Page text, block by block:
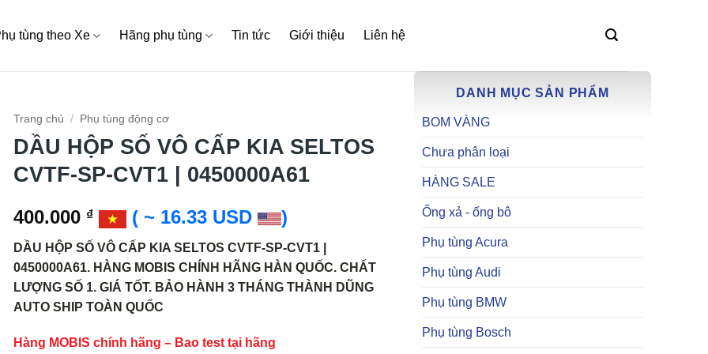
tùng theo Xe Hãng phụ tùng Tin tức Giới thiệu Liên hệ
DANH MỤC SẢN PHẨM
BOM VÀNG
Chưa phân loại
HÀNG SALE
Ống xả - ống bô
Phụ tùng Acura
Phụ tùng Audi
Phụ tùng BMW
Phụ tùng Bosch
Trang chủ / Phụ tùng động cơ
DẦU HỘP SỐ VÔ CẤP KIA SELTOS
CVTF-SP-CVT1 | 0450000A61
400.000 ₫ ( ~ 16.33 USD )
DẦU HỘP SỐ VÔ CẤP KIA SELTOS CVTF-SP-CVT1 |
0450000A61. HÀNG MOBIS CHÍNH HÃNG HÀN QUỐC. CHẤT
LƯỢNG SỐ 1. GIÁ TỐT. BẢO HÀNH 3 THÁNG THÀNH DŨNG
AUTO SHIP TOÀN QUỐC
Hàng MOBIS chính hãng – Bao test tại hãng